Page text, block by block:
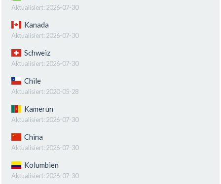
Aktualisiert: 2026-07-30
Kanada
Aktualisiert: 2026-07-30
Schweiz
Aktualisiert: 2026-07-30
Chile
Aktualisiert: 2020-05-28
Kamerun
Aktualisiert: 2026-07-30
China
Aktualisiert: 2026-07-30
Kolumbien
Aktualisiert: 2026-07-30